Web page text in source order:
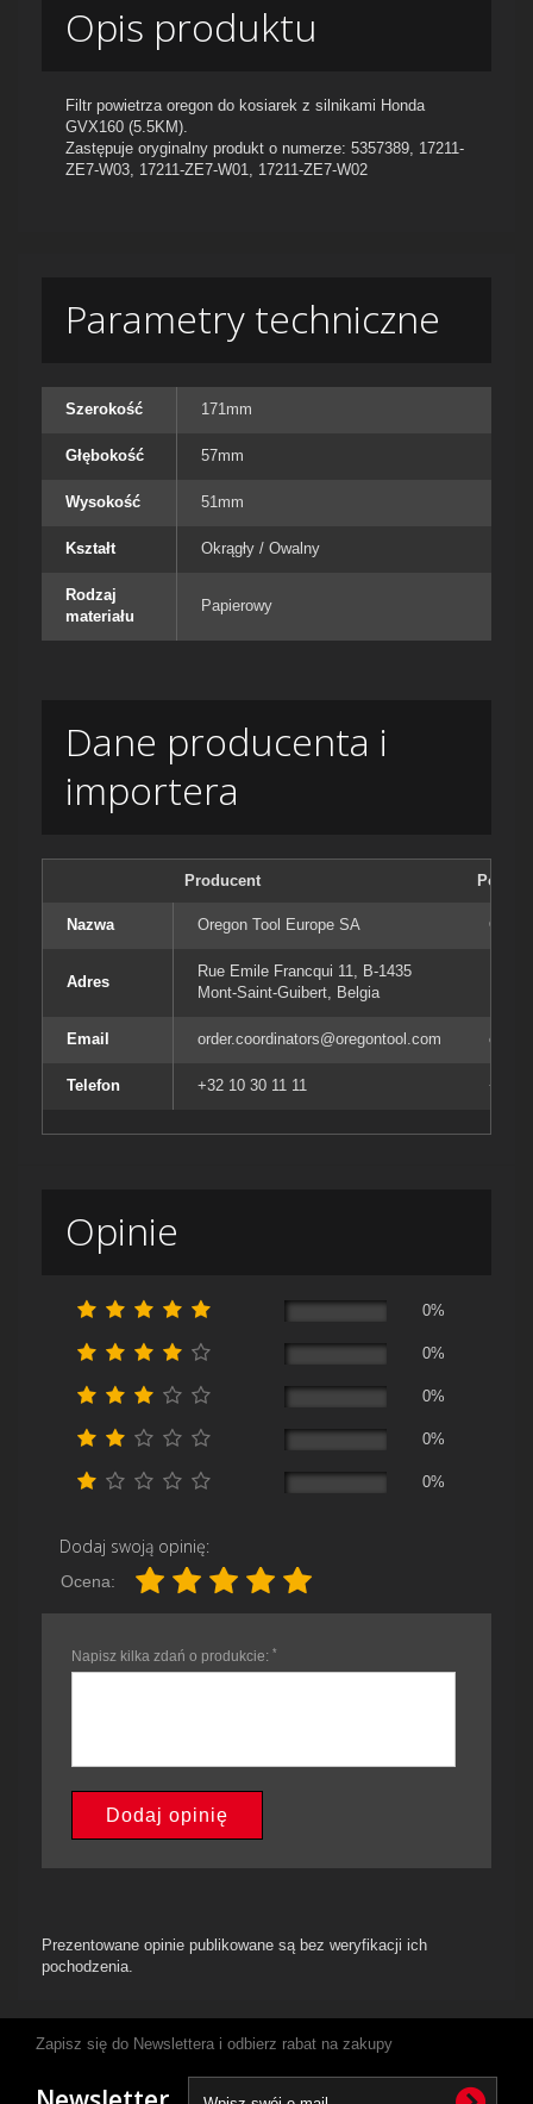
Opis produktu
Filtr powietrza oregon do kosiarek z silnikami Honda
GVX160 (5.5KM).
Zastępuje oryginalny produkt o numerze: 5357389, 17211-
ZE7-W03, 17211-ZE7-W01, 17211-ZE7-W02
Parametry techniczne
Szerokość 171mm
Głębokość 57mm
Wysokość 51mm
Kształt Okrągły / Owalny
Rodzaj
materiału
Papierowy
Dane producenta i
importera
Producent
Nazwa Oregon Tool Europe SA
Adres
Rue Emile Francqui 11, B-1435
Mont-Saint-Guibert, Belgia
Email order.coordinators@oregontool.com
Telefon +32 10 30 11 11 +32
Opinie
0%
0%
0%
0%
0%
Dodaj swoją opinię:
Ocena:
Napisz kilka zdań o produkcie: *
Dodaj opinię
Prezentowane opinie publikowane są bez weryfikacji ich
pochodzenia.
Zapisz się do Newslettera i odbierz rabat na zakupy